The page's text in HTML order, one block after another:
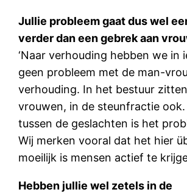
Jullie probleem gaat dus wel
verder dan een gebrek aan
‘Naar verhouding hebben we in
geen probleem met de man-
verhouding. In het bestuur
vrouwen, in de steunfractie
tussen de geslachten is het
Wij merken vooral dat het hier
moeilijk is mensen actief te
Hebben jullie wel zetels in de